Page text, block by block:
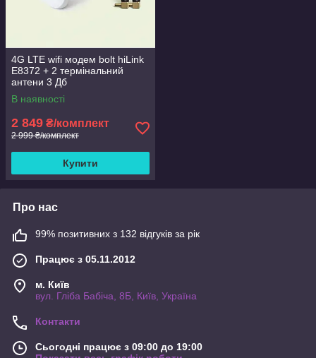
4G LTE wifi модем bolt hiLink
E8372 + 2 термінальний
антени 3 Дб
В наявності
2 849 ₴/комплект
2 999 ₴/комплект
Купити
Про нас
99% позитивних з 132 відгуків за рік
Працює з 05.11.2012
м. Київ
вул. Гліба Бабіча, 8Б, Київ, Україна
Контакти
Сьогодні працює з 09:00 до 19:00